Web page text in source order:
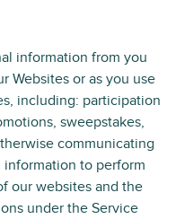
information from you
Websites or as you use
including: participation
sweepstakes,
communicating
information to perform
our websites and the
under the Service